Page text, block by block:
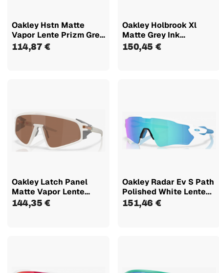
Oakley Hstn Matte
Vapor Lente Prizm Grey
924218
114,87 €
Oakley Holbrook Xl
Matte Grey Ink
Fingerprint...
150,45 €
Oakley Latch Panel
Matte Vapor Lente
Prizm...
144,35 €
Oakley Radar Ev S Path
Polished White Lente...
151,46 €